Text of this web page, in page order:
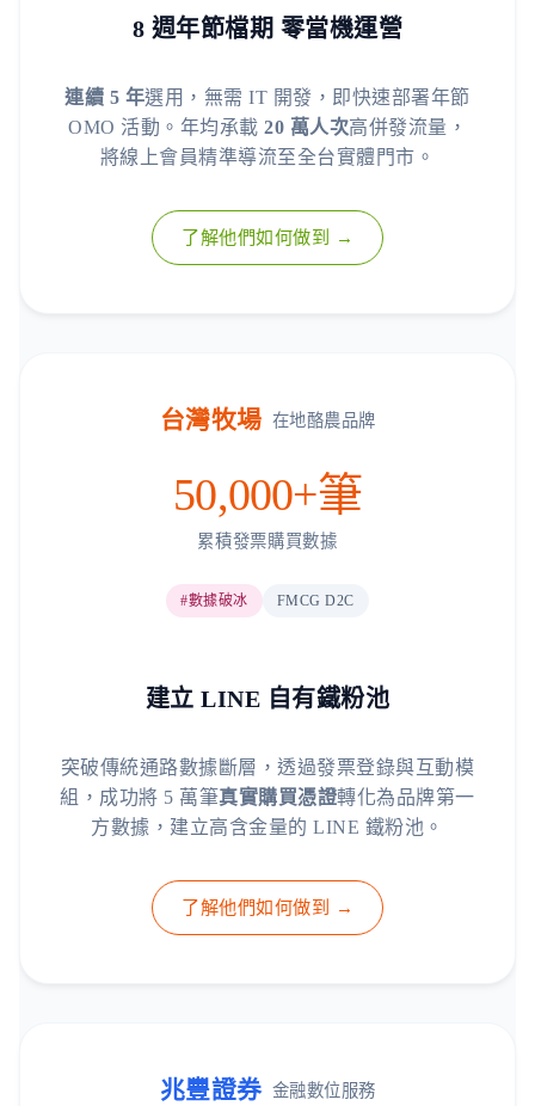
8 週年節檔期 零當機運營
連續 5 年選用，無需 IT 開發，即快速部署年節
OMO 活動。年均承載 20 萬人次高併發流量，
將線上會員精準導流至全台實體門市。
了解他們如何做到 →
台灣牧場 在地酪農品牌
50,000+筆
累積發票購買數據
#數據破冰 FMCG D2C
建立 LINE 自有鐵粉池
突破傳統通路數據斷層，透過發票登錄與互動模
組，成功將 5 萬筆真實購買憑證轉化為品牌第一
方數據，建立高含金量的 LINE 鐵粉池。
了解他們如何做到 →
兆豐證券 金融數位服務